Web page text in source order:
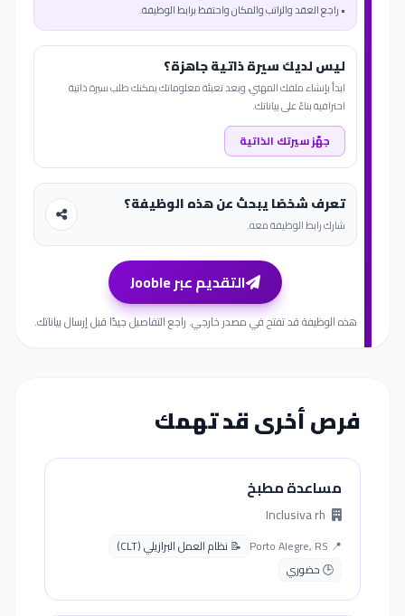
• راجع العقد والراتب والمكان واحتفظ برابط الوظيفة.
ليس لديك سيرة ذاتية جاهزة؟
ابدأ بإنشاء ملفك المهني، وبعد تعبئة معلوماتك يمكنك طلب سيرة ذاتية
احترافية بناءً على بياناتك.
جهّز سيرتك الذاتية
تعرف شخصًا يبحث عن هذه الوظيفة؟
شارك رابط الوظيفة معه.
التقديم عبر Jooble
هذه الوظيفة قد تفتح في مصدر خارجي. راجع التفاصيل جيدًا قبل إرسال بياناتك.
فرص أخرى قد تهمك
مساعدة مطبخ
📍 Porto Alegre, RS
📝 نظام العمل البرازيلي (CLT)
🕒 حضوري